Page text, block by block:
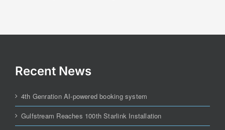
Recent News
4th Genration AI-powered booking system
Gulfstream Reaches 100th Starlink Installation